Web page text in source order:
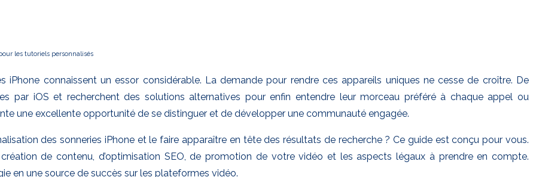
les tutoriels personnalisés
connaissent un essor considérable. La demande pour rendre ces appareils uniques ne cesse de croître. De
par iOS et recherchent des solutions alternatives pour enfin entendre leur morceau préféré à chaque appel ou
une excellente opportunité de se distinguer et de développer une communauté engagée.
des sonneries iPhone et le faire apparaître en tête des résultats de recherche ? Ce guide est conçu pour vous.
de contenu, d’optimisation SEO, de promotion de votre vidéo et les aspects légaux à prendre en compte.
en une source de succès sur les plateformes vidéo.